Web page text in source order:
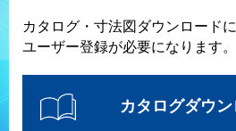
カタログ・寸法図ダウンロード
ユーザー登録が必要になります。
カタログダウ